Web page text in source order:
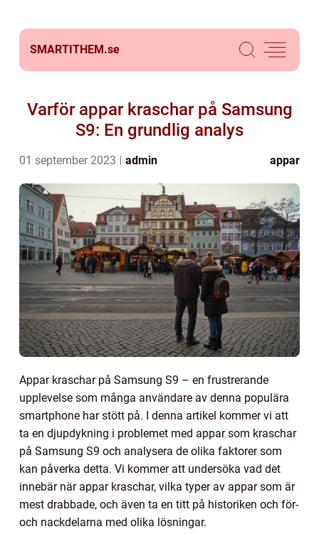
SMARTITHEM.se
Varför appar kraschar på Samsung
S9: En grundlig analys
01 september 2023 admin appar
Appar kraschar på Samsung S9 – en frustrerande
upplevelse som många användare av denna populära
smartphone har stött på. I denna artikel kommer vi att
ta en djupdykning i problemet med appar som kraschar
på Samsung S9 och analysera de olika faktorer som
kan påverka detta. Vi kommer att undersöka vad det
innebär när appar kraschar, vilka typer av appar som är
mest drabbade, och även ta en titt på historiken och för-
och nackdelarna med olika lösningar.